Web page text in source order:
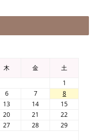
木 金
土
1
6 7
8
13 14
15
20 21
22
27 28
29